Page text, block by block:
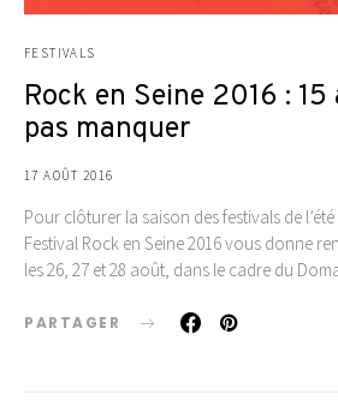
FESTIVALS
Rock en Seine 2016 :
pas manquer
17 AOÛT 2016
Pour clôturer la saison des festivals de
Festival Rock en Seine 2016 vous donne
les 26, 27 et 28 août, dans le cadre du
PARTAGER